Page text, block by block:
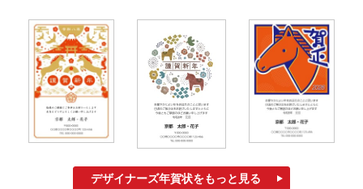
デザイナーズ年賀状をもっと見る